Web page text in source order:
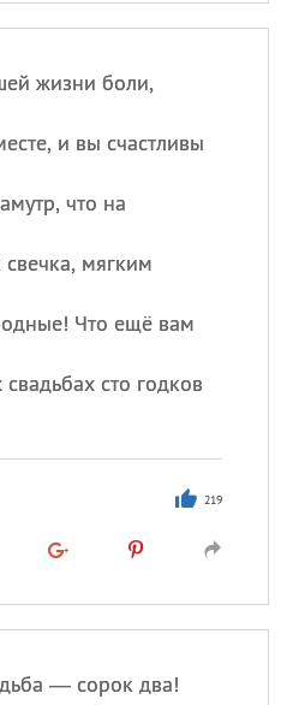
жизни боли,
и вы счастливы
что на
мягким
Что ещё вам
сто годков
219
— сорок два!